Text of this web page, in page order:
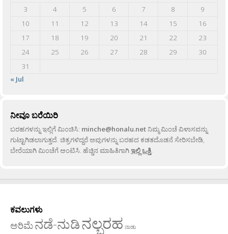
3
4 5 6 7 8
9
10
11 12 13 14 15
16
17
18 19 20 21 22
23
24
25 26 27 28 29
30
31
« Jul
ನೀವೂ ಬರೆಯಿರಿ
ಬರಹಗಳನ್ನು ಇಲ್ಲಿಗೆ ಮಿಂಚಿಸಿ: minche@honalu.netನಿಮ್ಮ ಮಿಂಚೆ ವಿಳಾಸವನ್ನು
ಗುಟ್ಟಾಗಿಡಲಾಗುತ್ತದೆ. ಚಿತ್ರಗಳಿದ್ದರೆ ಅವುಗಳನ್ನು ಬರಹದ ಕಡತದೊಡನೆ ಸೇರಿಸಬೇಡಿ,
ಬೇರೆಯಾಗಿ ಮಿಂಚೆಗೆ ಅಂಟಿಸಿ. ಹೆಚ್ಚಿನ ಮಾಹಿತಿಗಾಗಿಇಲ್ಲಿ ಒತ್ತಿ.
ಕವಲುಗಳು
ಅರಿಮೆನಡೆ-ನುಡಿನಲ್ಬರಹ ನಾಡು